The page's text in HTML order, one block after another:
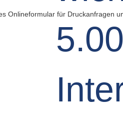
Onlineformular für Druckanfragen